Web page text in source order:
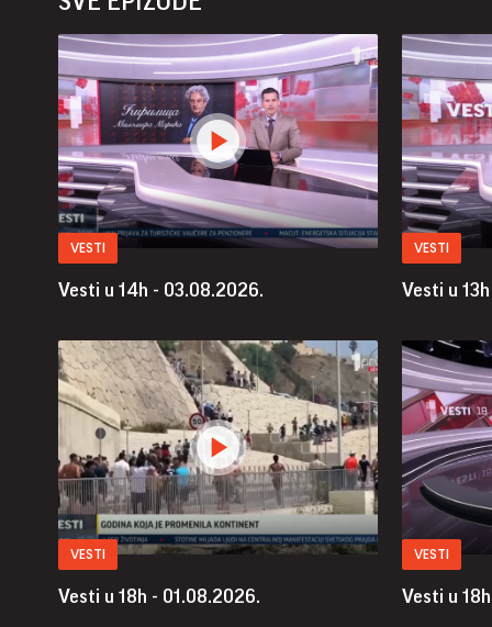
VESTI
Vesti u 14h - 03.08.2026.
VESTI
Vesti u
VESTI
Vesti u 18h - 01.08.2026.
VESTI
Vesti u